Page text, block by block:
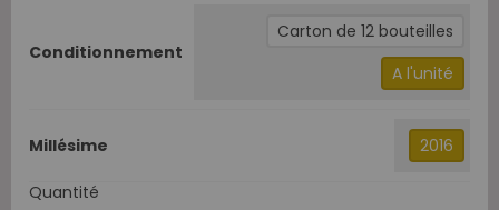
Conditionnement
Carton de 12 bouteilles
A l'unité
Millésime 2016
Quantité